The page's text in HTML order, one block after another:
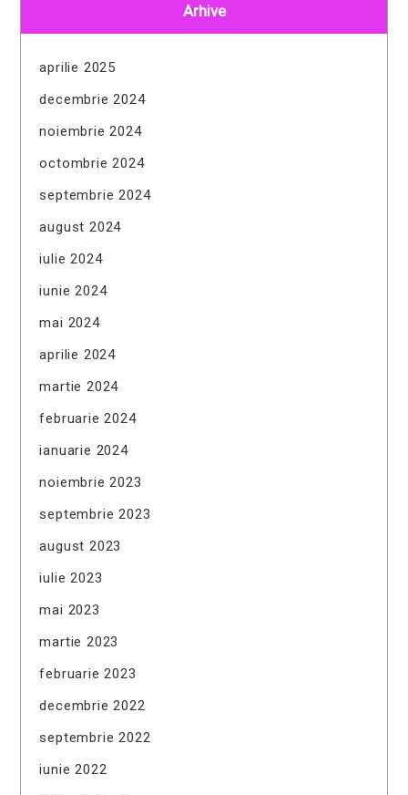
Arhive
aprilie 2025
decembrie 2024
noiembrie 2024
octombrie 2024
septembrie 2024
august 2024
iulie 2024
iunie 2024
mai 2024
aprilie 2024
martie 2024
februarie 2024
ianuarie 2024
noiembrie 2023
septembrie 2023
august 2023
iulie 2023
mai 2023
martie 2023
februarie 2023
decembrie 2022
septembrie 2022
iunie 2022